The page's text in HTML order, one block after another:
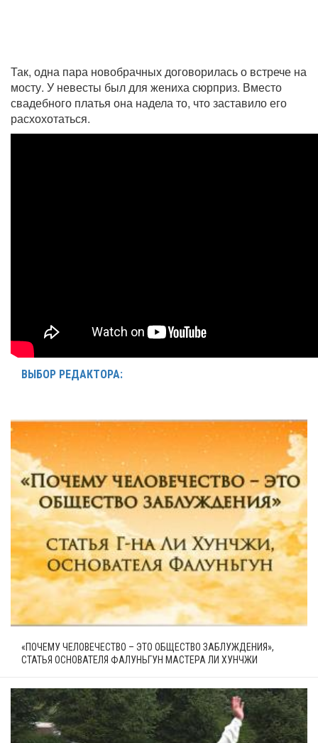
Так, одна пара новобрачных договорилась о встрече на
мосту. У невесты был для жениха сюрприз. Вместо
свадебного платья она надела то, что заставило его
расхохотаться.
ВЫБОР РЕДАКТОРА:
«ПОЧЕМУ ЧЕЛОВЕЧЕСТВО – ЭТО ОБЩЕСТВО ЗАБЛУЖДЕНИЯ»,
СТАТЬЯ ОСНОВАТЕЛЯ ФАЛУНЬГУН МАСТЕРА ЛИ ХУНЧЖИ